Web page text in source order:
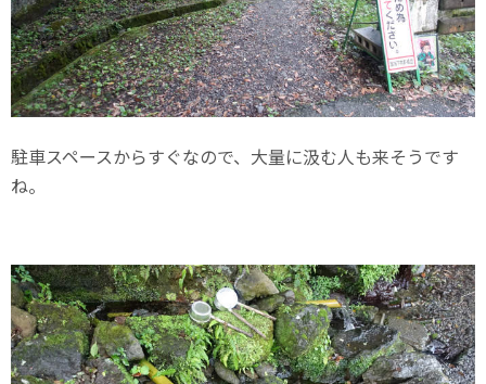
駐車スペースからすぐなので、大量に汲む人も来そうです
ね。